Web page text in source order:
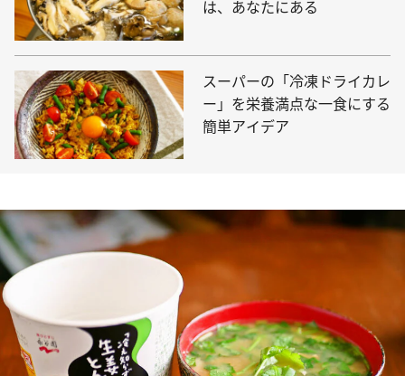
は、あなたにある
スーパーの「冷凍ドライカレ
ー」を栄養満点な一食にする
簡単アイデア